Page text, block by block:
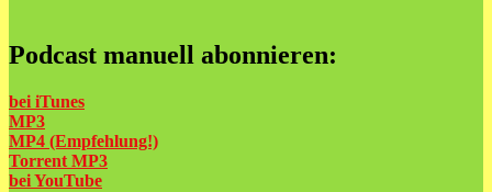
Podcast manuell abonnieren:
bei iTunes
MP3
MP4 (Empfehlung!)
Torrent MP3
beiYouTube